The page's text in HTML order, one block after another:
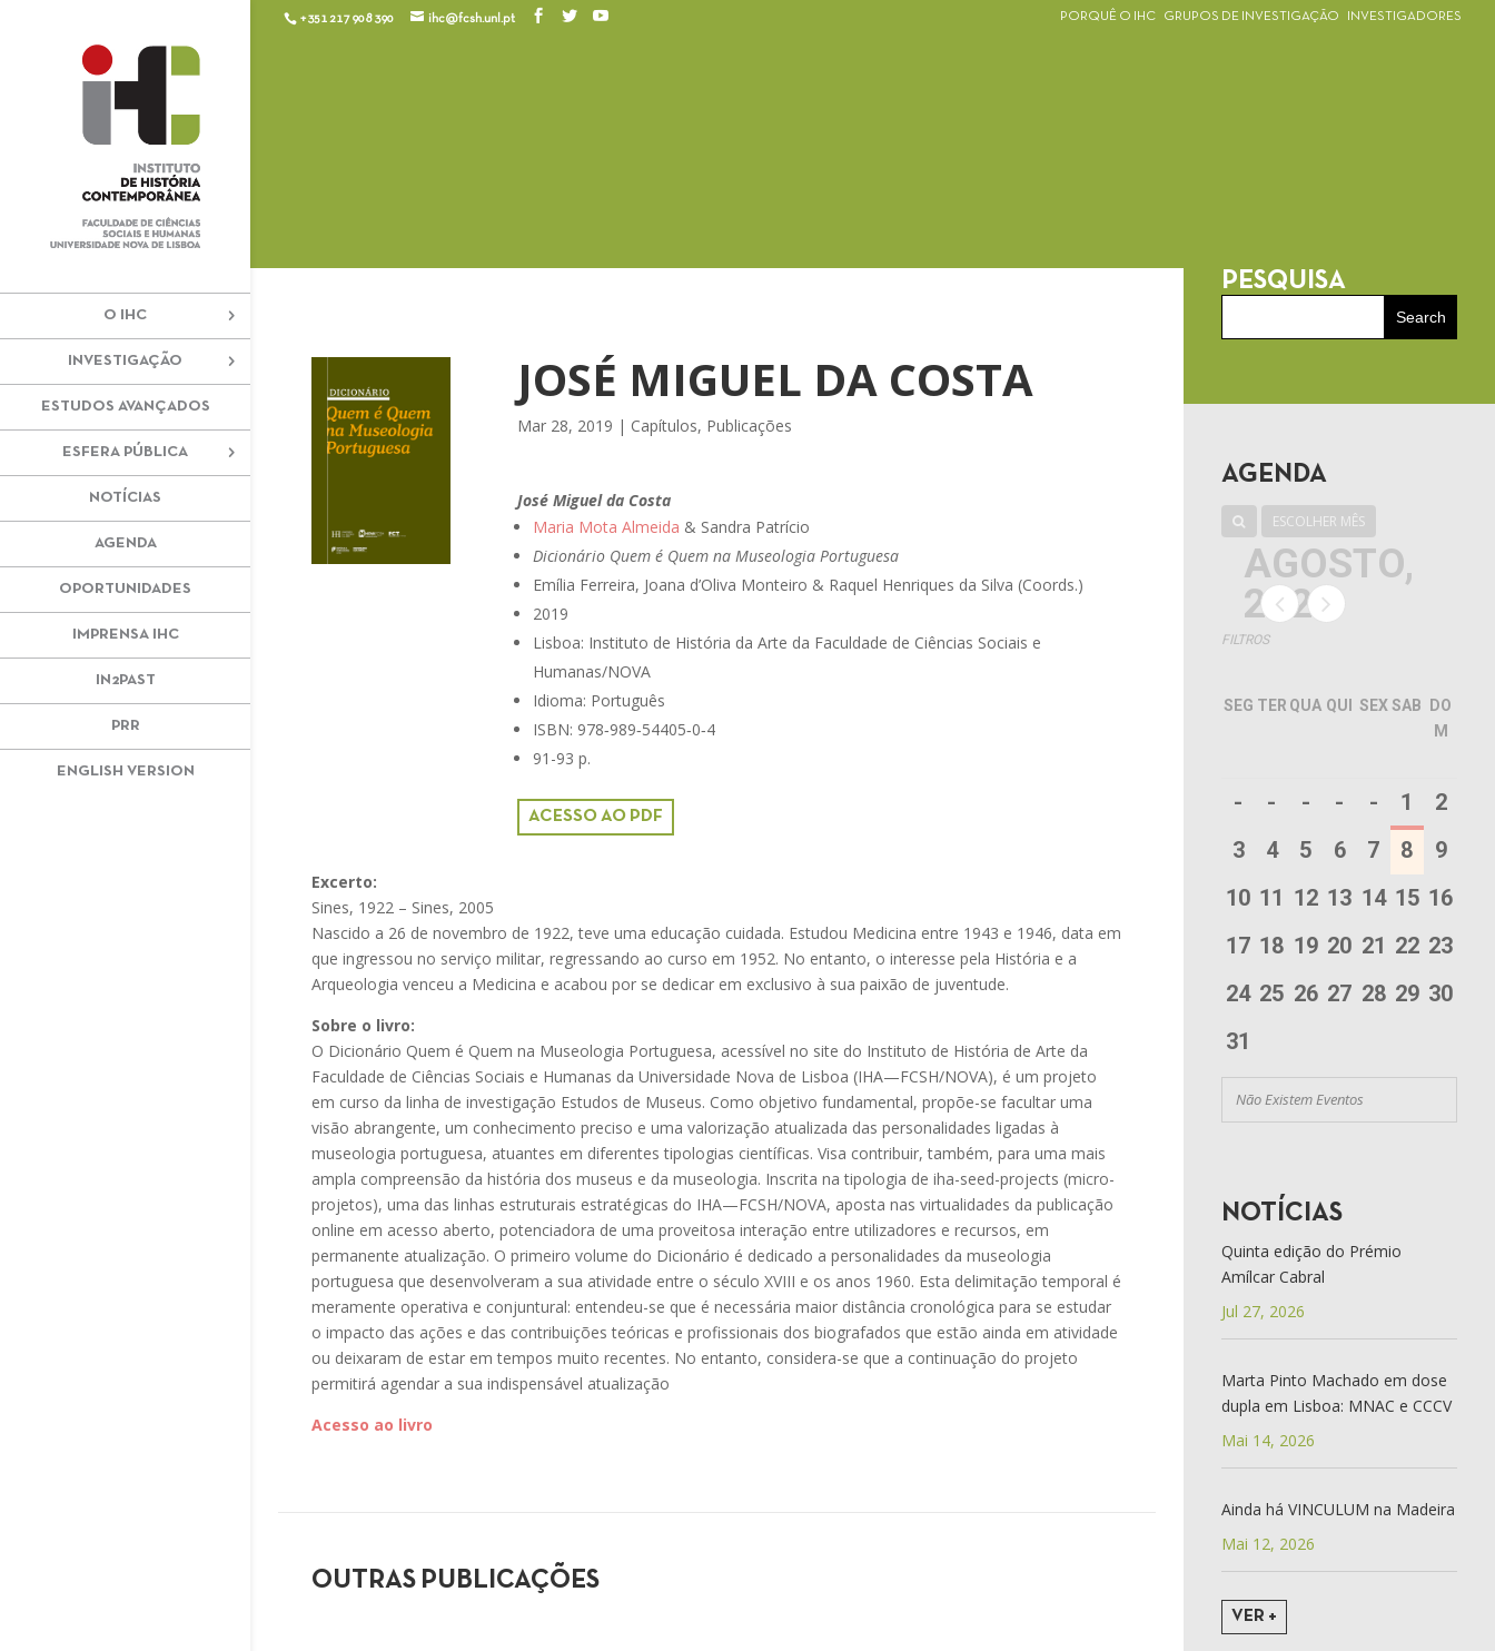
+351 217 908 390 ihc@fcsh.unl.pt PORQUÊ O IHC GRUPOS DE INVESTIGAÇÃO INVESTIGADORES
O IHC
INVESTIGAÇÃO
ESTUDOS AVANÇADOS
ESFERA PÚBLICA
NOTÍCIAS
AGENDA
OPORTUNIDADES
IMPRENSA IHC
IN2PAST
PRR
ENGLISH VERSION
JOSÉ MIGUEL DA COSTA
Mar 28, 2019 | Capítulos, Publicações
José Miguel da Costa
Maria Mota Almeida & Sandra Patrício
Dicionário Quem é Quem na Museologia Portuguesa
Emília Ferreira, Joana d’Oliva Monteiro & Raquel Henriques da Silva (Coords.)
2019
Lisboa: Instituto de História da Arte da Faculdade de Ciências Sociais e
Humanas/NOVA
Idioma: Português
ISBN: 978‑989‑54405‑0‑4
91-93 p.
ACESSO AO PDF
Excerto:
Sines, 1922 – Sines, 2005
Nascido a 26 de novembro de 1922, teve uma educação cuidada. Estudou Medicina entre 1943 e 1946, data em
que ingressou no serviço militar, regressando ao curso em 1952. No entanto, o interesse pela História e a
Arqueologia venceu a Medicina e acabou por se dedicar em exclusivo à sua paixão de juventude.
Sobre o livro:
O Dicionário Quem é Quem na Museologia Portuguesa, acessível no site do Instituto de História de Arte da
Faculdade de Ciências Sociais e Humanas da Universidade Nova de Lisboa (IHA—FCSH/NOVA), é um projeto
em curso da linha de investigação Estudos de Museus. Como objetivo fundamental, propõe-se facultar uma
visão abrangente, um conhecimento preciso e uma valorização atualizada das personalidades ligadas à
museologia portuguesa, atuantes em diferentes tipologias científicas. Visa contribuir, também, para uma mais
ampla compreensão da história dos museus e da museologia. Inscrita na tipologia de iha-seed-projects (micro-
projetos), uma das linhas estruturais estratégicas do IHA—FCSH/NOVA, aposta nas virtualidades da publicação
online em acesso aberto, potenciadora de uma proveitosa interação entre utilizadores e recursos, em
permanente atualização. O primeiro volume do Dicionário é dedicado a personalidades da museologia
portuguesa que desenvolveram a sua atividade entre o século XVIII e os anos 1960. Esta delimitação temporal é
meramente operativa e conjuntural: entendeu-se que é necessária maior distância cronológica para se estudar
o impacto das ações e das contribuições teóricas e profissionais dos biografados que estão ainda em atividade
ou deixaram de estar em tempos muito recentes. No entanto, considera-se que a continuação do projeto
permitirá agendar a sua indispensável atualização
Acesso ao livro
OUTRAS PUBLICAÇÕES
PESQUISA
AGENDA
ESCOLHER MÊS
AGOSTO,
2026
FILTROS
SEG TER QUA QUI SEX SAB DO
M
- - - - - 1
2
3
4 5 6 7 8
9
10 11 12 13 14 15 16
17 18 19 20 21 22 23
24 25 26 27 28 29 30
31
Não Existem Eventos
NOTÍCIAS
Quinta edição do Prémio
Amílcar Cabral
Jul 27, 2026
Marta Pinto Machado em dose
dupla em Lisboa: MNAC e CCCV
Mai 14, 2026
Ainda há VINCULUM na Madeira
Mai 12, 2026
VER +